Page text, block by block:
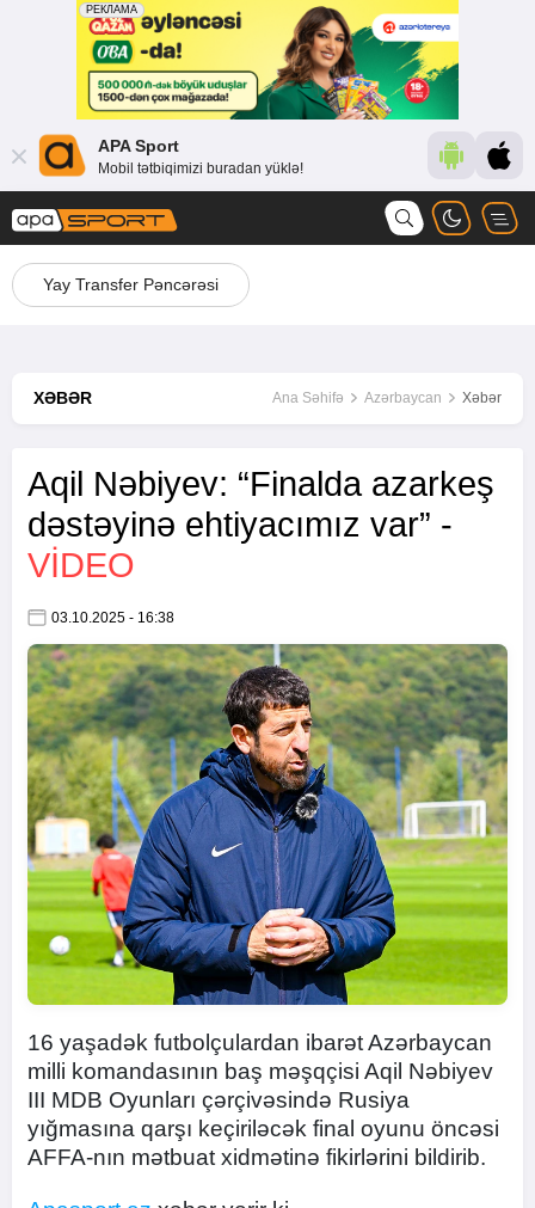
APA Sport
Mobil tətbiqimizi buradan yüklə!
Yay Transfer Pəncərəsi
XƏBƏR Ana Səhifə Azərbaycan Xəbər
Aqil Nəbiyev: “Finalda azarkeş
dəstəyinə ehtiyacımız var” -
VİDEO
03.10.2025 - 16:38
16 yaşadək futbolçulardan ibarət Azərbaycan
milli komandasının baş məşqçisi Aqil Nəbiyev
III MDB Oyunları çərçivəsində Rusiya
yığmasına qarşı keçiriləcək final oyunu öncəsi
AFFA-nın mətbuat xidmətinə fikirlərini bildirib.